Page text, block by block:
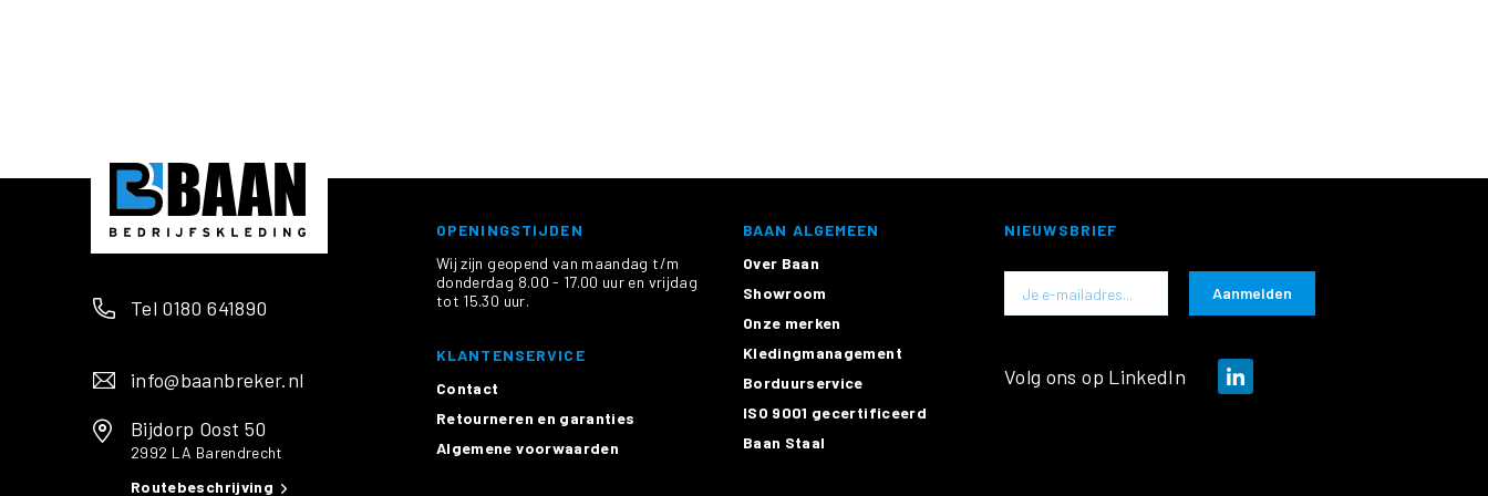
T-
Poloshirts
Tel 0180 641890
info@baanbreker.nl
Bijdorp Oost 50
2992 LA Barendrecht
Routebeschrijving
OPENINGSTIJDEN
Wij zijn geopend van maandag t/m
donderdag 8.00 - 17.00 uur en vrijdag
tot 15.30 uur.
KLANTENSERVICE
Contact
Retourneren en garanties
Algemene voorwaarden
BAAN ALGEMEEN
Over Baan
Showroom
Onze merken
Kledingmanagement
Borduurservice
ISO 9001 gecertificeerd
Baan Staal
NIEUWSBRIEF
Abonneer
onze
Aanmelden
Volg ons op LinkedIn